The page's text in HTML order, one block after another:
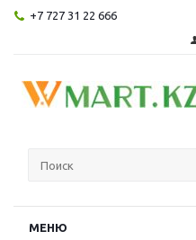
+7 727 31 22 666
МЕНЮ